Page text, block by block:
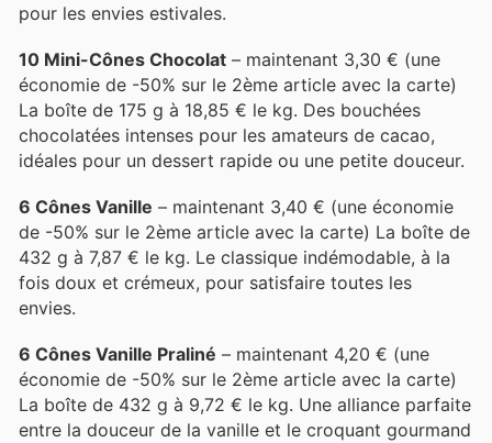
pour les envies estivales.
10 Mini-Cônes Chocolat – maintenant 3,30 € (une
économie de -50% sur le 2ème article avec la carte)
La boîte de 175 g à 18,85 € le kg. Des bouchées
chocolatées intenses pour les amateurs de cacao,
idéales pour un dessert rapide ou une petite douceur.
6 Cônes Vanille – maintenant 3,40 € (une économie
de -50% sur le 2ème article avec la carte) La boîte de
432 g à 7,87 € le kg. Le classique indémodable, à la
fois doux et crémeux, pour satisfaire toutes les
envies.
6 Cônes Vanille Praliné – maintenant 4,20 € (une
économie de -50% sur le 2ème article avec la carte)
La boîte de 432 g à 9,72 € le kg. Une alliance parfaite
entre la douceur de la vanille et le croquant gourmand